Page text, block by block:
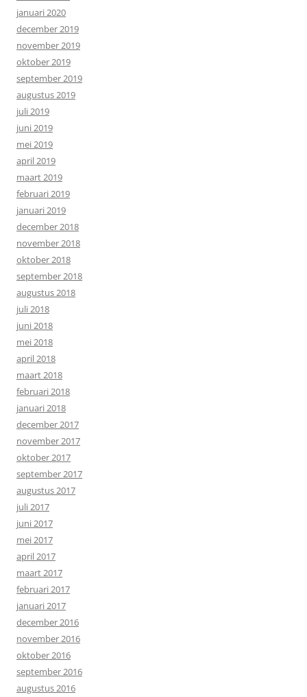
januari 2020
december 2019
november 2019
oktober 2019
september 2019
augustus 2019
juli 2019
juni 2019
mei 2019
april 2019
maart 2019
februari 2019
januari 2019
december 2018
november 2018
oktober 2018
september 2018
augustus 2018
juli 2018
juni 2018
mei 2018
april 2018
maart 2018
februari 2018
januari 2018
december 2017
november 2017
oktober 2017
september 2017
augustus 2017
juli 2017
juni 2017
mei 2017
april 2017
maart 2017
februari 2017
januari 2017
december 2016
november 2016
oktober 2016
september 2016
augustus 2016